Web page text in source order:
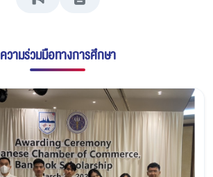
ความร่วมมือทางการศึกษา